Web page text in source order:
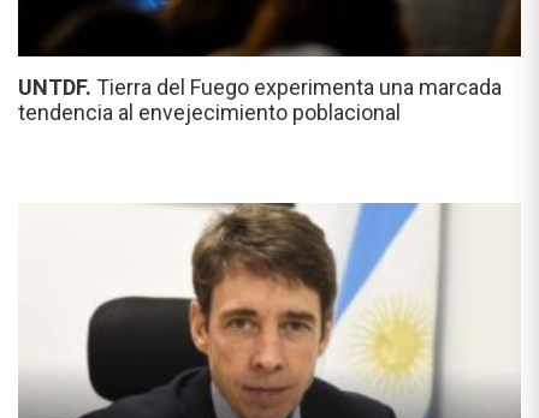
UNTDF. Tierra del Fuego experimenta una marcada
tendencia al envejecimiento poblacional